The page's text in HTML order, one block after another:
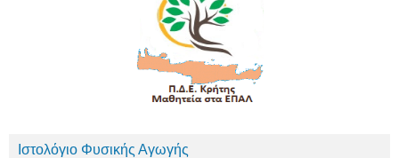
Ιστολόγιο Φυσικής Αγωγής